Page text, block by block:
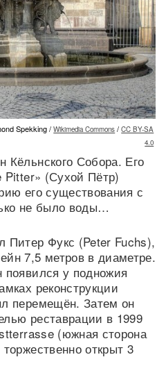
Spekking /Wikimedia Commons /CC BY-SA
4.0
Кёльнского Собора. Его
Pitter» (Сухой Пётр)
его существования с
не было воды…
Питер Фукс (Peter Fuchs),
7,5 метров в диаметре.
у подножия
реконструкции
перемещён. Затем он
реставрации в 1999
(южная сторона
открыт 3